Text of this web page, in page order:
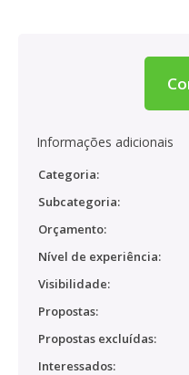
Informações adicionais
Categoria:
Subcategoria:
Orçamento:
Nível de experiência:
Visibilidade:
Propostas:
Propostas excluídas:
Interessados: